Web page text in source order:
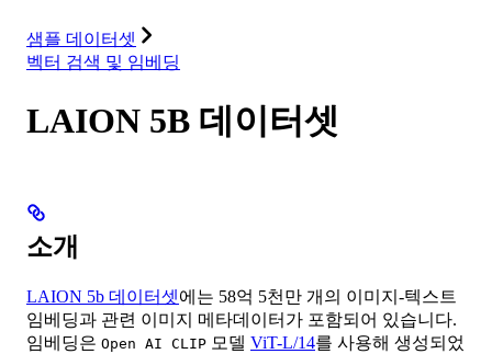
샘플 데이터셋
벡터 검색 및 임베딩
LAION 5B 데이터셋
소개
LAION 5b 데이터셋에는 58억 5천만 개의 이미지-텍스트
임베딩과 관련 이미지 메타데이터가 포함되어 있습니다.
임베딩은 Open AI CLIP 모델 ViT-L/14를 사용해 생성되었